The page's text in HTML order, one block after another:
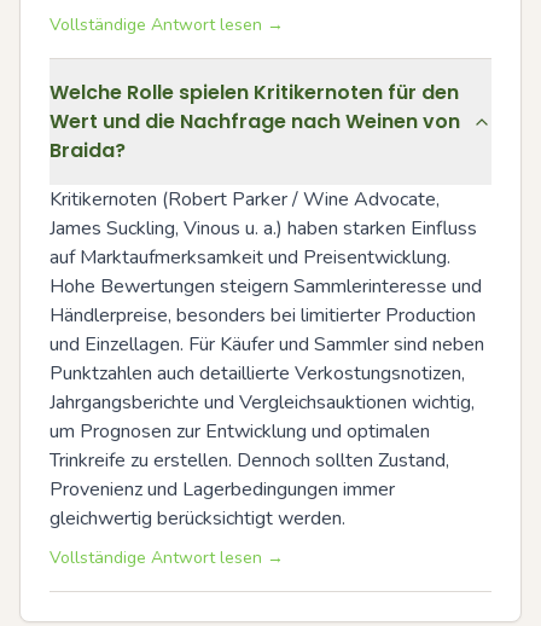
Vollständige Antwort lesen →
Welche Rolle spielen Kritikernoten für den
Wert und die Nachfrage nach Weinen von
Braida?
Kritikernoten (Robert Parker / Wine Advocate,
James Suckling, Vinous u. a.) haben starken Einfluss
auf Marktaufmerksamkeit und Preisentwicklung.
Hohe Bewertungen steigern Sammlerinteresse und
Händlerpreise, besonders bei limitierter Production
und Einzellagen. Für Käufer und Sammler sind neben
Punktzahlen auch detaillierte Verkostungsnotizen,
Jahrgangsberichte und Vergleichsauktionen wichtig,
um Prognosen zur Entwicklung und optimalen
Trinkreife zu erstellen. Dennoch sollten Zustand,
Provenienz und Lagerbedingungen immer
gleichwertig berücksichtigt werden.
Vollständige Antwort lesen →